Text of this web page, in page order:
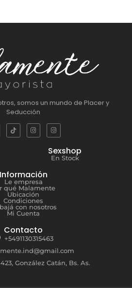
somos un mundo de Placer y
Seducción
Sexshop
En Stock
Información
Le empresa
qué Malamente
Ubicación
Condiciones
con nosotros
Mi Cuenta
Contacto
+5491130315463
González Catán, Bs. As.